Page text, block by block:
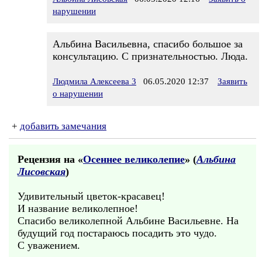
нарушении
Альбина Васильевна, спасибо большое за
консультацию. С признательностью. Люда.
Людмила Алексеева 3 06.05.2020 12:37
Заявить
о нарушении
+ добавить замечания
Рецензия на «Осеннее великолепие» (Альбина
Лисовская)
Удивительный цветок-красавец!
И название великолепное!
Спасибо великолепной Альбине Васильевне. На
будущий год постараюсь посадить это чудо.
С уважением.